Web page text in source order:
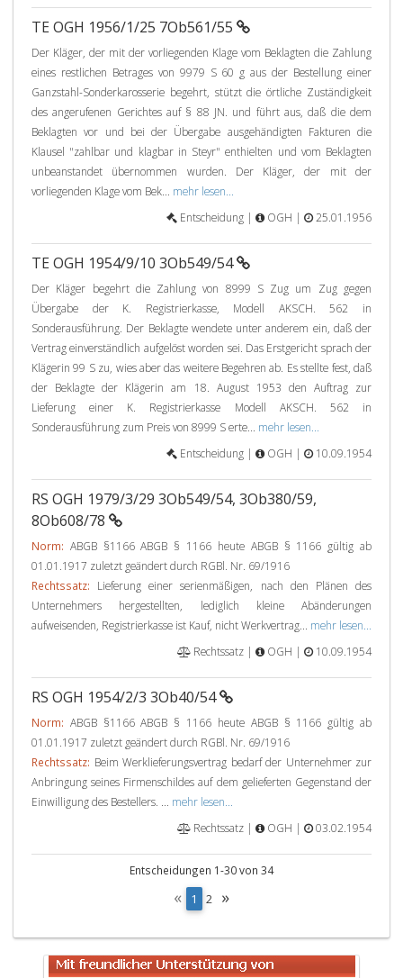
TE OGH 1956/1/25 7Ob561/55
Der Kläger, der mit der vorliegenden Klage vom Beklagten die Zahlung
eines restlichen Betrages von 9979 S 60 g aus der Bestellung einer
Ganzstahl-Sonderkarosserie begehrt, stützt die örtliche Zuständigkeit
des angerufenen Gerichtes auf § 88 JN. und führt aus, daß die dem
Beklagten vor und bei der Übergabe ausgehändigten Fakturen die
Klausel "zahlbar und klagbar in Steyr" enthielten und vom Beklagten
unbeanstandet übernommen wurden. Der Kläger, der mit der
vorliegenden Klage vom Bek... mehr lesen...
Entscheidung |
OGH | 25.01.1956
TE OGH 1954/9/10 3Ob549/54
Der Kläger begehrt die Zahlung von 8999 S Zug um Zug gegen
Übergabe der K. Registrierkasse, Modell AKSCH. 562 in
Sonderausführung. Der Beklagte wendete unter anderem ein, daß der
Vertrag einverständlich aufgelöst worden sei. Das Erstgericht sprach der
Klägerin 99 S zu, wies aber das weitere Begehren ab. Es stellte fest, daß
der Beklagte der Klägerin am 18. August 1953 den Auftrag zur
Lieferung einer K. Registrierkasse Modell AKSCH. 562 in
Sonderausführung zum Preis von 8999 S erte... mehr lesen...
Entscheidung |
OGH | 10.09.1954
RS OGH 1979/3/29 3Ob549/54, 3Ob380/59,
8Ob608/78
Norm: ABGB §1166 ABGB § 1166 heute ABGB § 1166 gültig ab
01.01.1917 zuletzt geändert durch RGBl. Nr. 69/1916
Rechtssatz: Lieferung einer serienmäßigen, nach den Plänen des
Unternehmers hergestellten, lediglich kleine Abänderungen
aufweisenden, Registrierkasse ist Kauf, nicht Werkvertrag... mehr lesen...
Rechtssatz |
OGH | 10.09.1954
RS OGH 1954/2/3 3Ob40/54
Norm: ABGB §1166 ABGB § 1166 heute ABGB § 1166 gültig ab
01.01.1917 zuletzt geändert durch RGBl. Nr. 69/1916
Rechtssatz: Beim Werklieferungsvertrag bedarf der Unternehmer zur
Anbringung seines Firmenschildes auf dem gelieferten Gegenstand der
Einwilligung des Bestellers. ... mehr lesen...
Rechtssatz |
OGH | 03.02.1954
Entscheidungen 1-30 von 34
« 1
c
r
2 »